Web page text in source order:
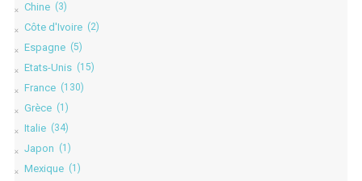
Chine (3)
Côte d'Ivoire (2)
Espagne (5)
Etats-Unis (15)
France (130)
Grèce (1)
Italie (34)
Japon (1)
Mexique (1)